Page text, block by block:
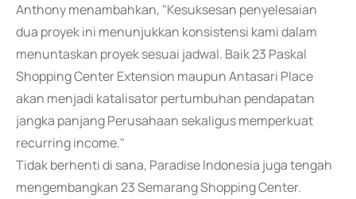
Anthony menambahkan, "Kesuksesan penyelesaian
dua proyek ini menunjukkan konsistensi kami dalam
menuntaskan proyek sesuai jadwal. Baik 23 Paskal
Shopping Center Extension maupun Antasari Place
akan menjadi katalisator pertumbuhan pendapatan
jangka panjang Perusahaan sekaligus memperkuat
recurring income."
Tidak berhenti di sana, Paradise Indonesia juga tengah
mengembangkan 23 Semarang Shopping Center.